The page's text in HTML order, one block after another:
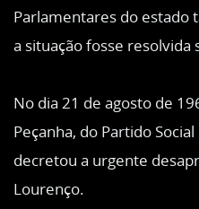
Parlamentares do estado
a situação fosse resolvida
No dia 21 de agosto de
Peçanha, do Partido
decretou a urgente
Lourenço.